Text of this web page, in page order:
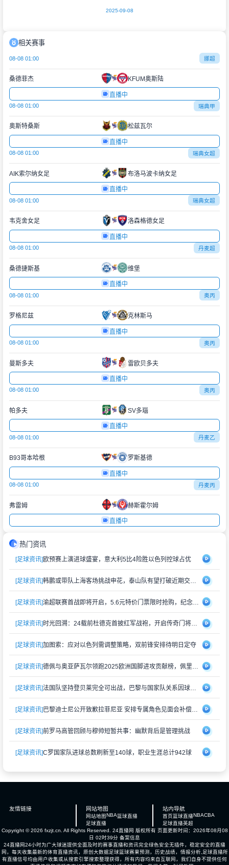
出色的
2025-09-08
相关赛事
08-08 01:00 挪超
桑德菲杰 KFUM奥斯陆
直播中
08-08 01:00 瑞典甲
奥斯特桑斯 松兹瓦尔
直播中
08-08 01:00 瑞典女超
AIK索尔纳女足 布洛马波卡纳女足
直播中
08-08 01:00 瑞典女超
韦克舍女足 洛森格德女足
直播中
08-08 01:00 丹麦超
桑德捷斯基 维堡
直播中
08-08 01:00 奥丙
罗格尼兹 克林斯马
直播中
08-08 01:00 奥丙
曼斯多夫 雷欧贝多夫
直播中
08-08 01:00 奥丙
帕多夫 SV多瑙
直播中
08-08 01:00 丹麦乙
B93哥本哈根 罗斯基德
直播中
08-08 01:00 丹麦丙
弗雷姆 赫斯霍尔姆
直播中
热门资讯
[足球资讯]欧预赛上演进球盛宴，意大利5比4险胜以色列控球占优
[足球资讯]
[足球资讯] 渝超联赛首战即将开启，5.6元特价门票限时抢购，纪念礼品同步赠送
[足球资讯] 时光回溯：24载前杜德克首披红军战袍，开启传奇门将生涯
[足球资讯]加图索：应对以色列需调整策略，双前锋安排待明日定夺
[足球资讯] 德佩与奥亚萨瓦尔领跑2025欧洲国脚进攻贡献榜，佩里西奇紧随其后
[足球资讯] 法国队坚持登贝莱完全可出战，巴黎与国家队关系因球员伤情再度紧张
[足球资讯] 巴黎迪士尼公开致歉拉菲尼亚 安排专属角色见面会补偿受冷落经历
[足球资讯]前罗马高管回顾与穆帅短暂共事：幽默背后是管理挑战
[足球资讯]C罗国家队进球总数刷新至140球，职业生涯总计942球
友情链接 网站地图
网站地图 NBA篮球直播
足球直播
站内导航
首页篮球直播NBACBA
足球直播英超
Copyright © 2026 fxzjt.cn. All Rights Reserved. 24直播网 版权所有 页面更新时间：2026年08月08
日 02时39分 备案信息
24直播网24小时为广大球迷提供全面及时的赛事直播和资讯完全绿色安全无插件，稳定安全的直播
网，每天收集最新的体育直播资讯，原创大数据足球篮球赛果预测，历史战绩，情报分析,足球直播所
有直播信号均由用户收集或从搜索引擎搜索整理获得，所有内容均来自互联网，我们自身不提供任何